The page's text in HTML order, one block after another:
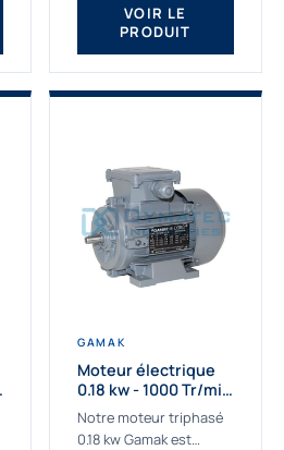
VOIR LE
PRODUIT
GAMAK
Moteur électrique
0.18 kw - 1000 Tr/min
- 230/400V - IE2
Notre moteur triphasé
0.18 kw Gamak est